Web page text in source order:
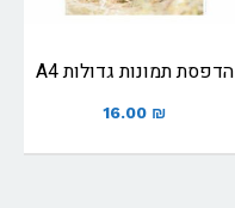
הדפסת תמונות גדולות A4
16.00 ₪